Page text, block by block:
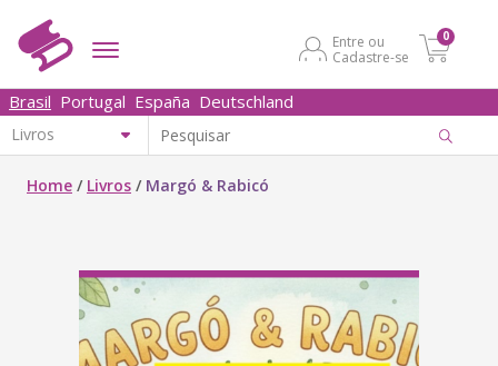
Entre ou
Cadastre-se
0
Brasil Portugal España Deutschland
Home / Livros / Margó & Rabicó